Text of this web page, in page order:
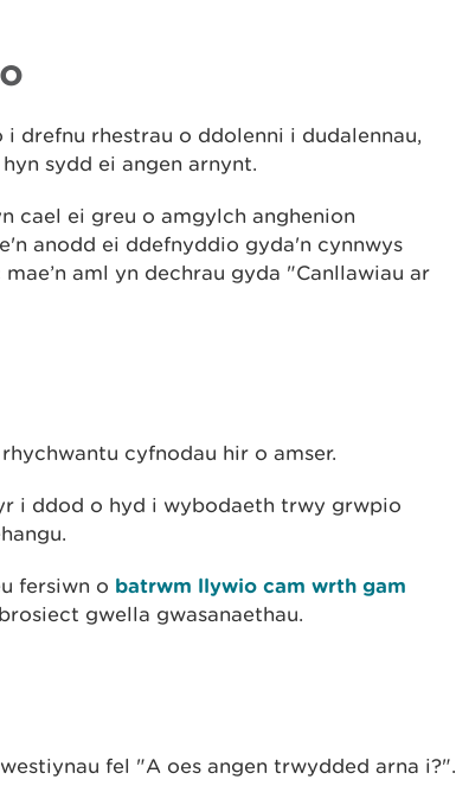
drefnu rhestrau o ddolenni i dudalennau,
sydd ei angen arnynt.
cael ei greu o amgylch anghenion
anodd ei ddefnyddio gyda'n cynnwys
aml yn dechrau gyda "Canllawiau ar
cyfnodau hir o amser.
i ddod o hyd i wybodaeth trwy grwpio
fersiwn o batrwm llywio cam wrth gam
gwella gwasanaethau.
fel "A oes angen trwydded arna i?".